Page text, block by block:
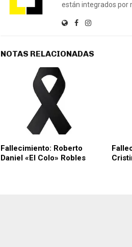
están integrados por
NOTAS RELACIONADAS
Fallecimiento: Roberto
Daniel «El Colo» Robles